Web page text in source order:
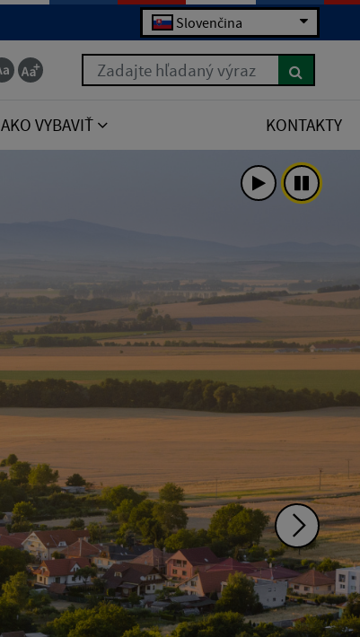
Slovenčina
Zadajte hľadaný výraz
AKO VYBAVIŤ KONTAKTY